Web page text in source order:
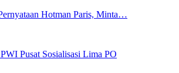
Hotman Paris, Minta…
Pusat Sosialisasi Lima PO